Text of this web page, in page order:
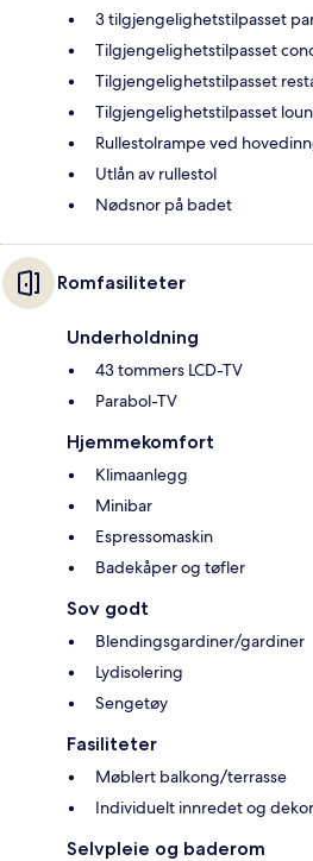
3 tilgjengelighetstilpasset
Tilgjengelighetstilpasset
Tilgjengelighetstilpasset
Tilgjengelighetstilpasset
Rullestolrampe ved
Utlån av rullestol
Nødsnor på badet
Romfasiliteter
Underholdning
43 tommers LCD-TV
Parabol-TV
Hjemmekomfort
Klimaanlegg
Minibar
Espressomaskin
Badekåper og tøfler
Sov godt
Blendingsgardiner/gardiner
Lydisolering
Sengetøy
Fasiliteter
Møblert balkong/terrasse
Individuelt innredet og
Selvpleie og baderom